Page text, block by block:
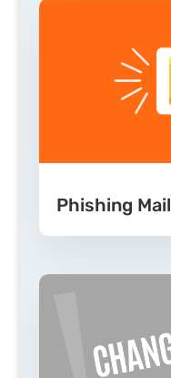
Phishing Mail